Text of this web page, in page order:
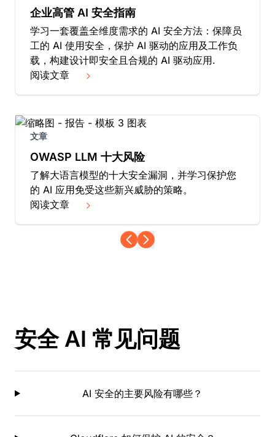
企业高管 AI 安全指南
学习一套覆盖全维度需求的 AI 安全方法：保障员
工的 AI 使用安全，保护 AI 驱动的应用及工作负
载，构建设计即安全且合规的 AI 驱动应用.
阅读文章
文章
OWASP LLM 十大风险
了解大语言模型的十大安全漏洞，并学习保护您
的 AI 应用免受这些新兴威胁的策略。
阅读文章
安全 AI 常见问题
AI 安全的主要风险有哪些？